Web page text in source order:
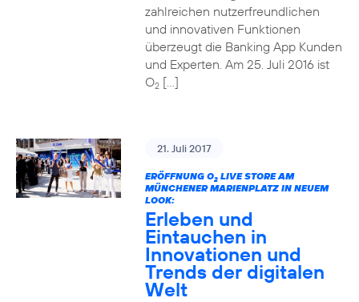
zahlreichen nutzerfreundlichen
und innovativen Funktionen
überzeugt die Banking App Kunden
und Experten. Am 25. Juli 2016 ist
O2[…]
21. Juli 2017
ERÖFFNUNG O2LIVE STORE AM
MÜNCHENER MARIENPLATZ IN NEUEM
LOOK:
Erleben und
Eintauchen in
Innovationen und
Trends der digitalen
Welt